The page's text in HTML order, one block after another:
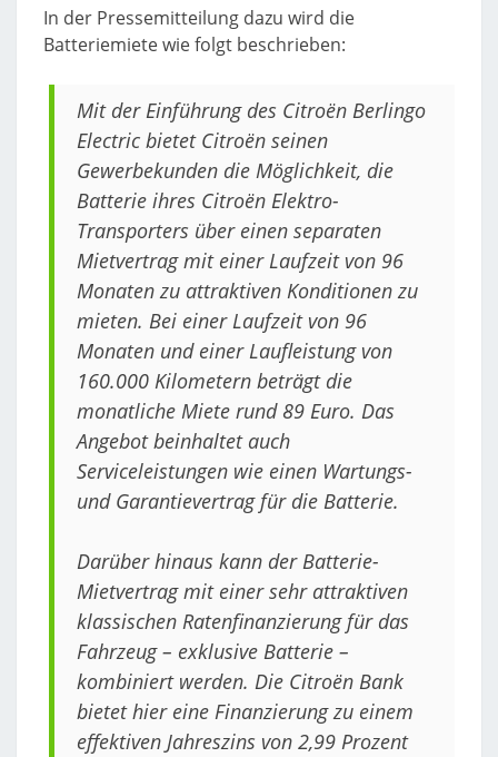
In der Pressemitteilung dazu wird die
Batteriemiete wie folgt beschrieben:
Mit der Einführung des Citroën Berlingo
Electric bietet Citroën seinen
Gewerbekunden die Möglichkeit, die
Batterie ihres Citroën Elektro-
Transporters über einen separaten
Mietvertrag mit einer Laufzeit von 96
Monaten zu attraktiven Konditionen zu
mieten. Bei einer Laufzeit von 96
Monaten und einer Laufleistung von
160.000 Kilometern beträgt die
monatliche Miete rund 89 Euro. Das
Angebot beinhaltet auch
Serviceleistungen wie einen Wartungs-
und Garantievertrag für die Batterie.
Darüber hinaus kann der Batterie-
Mietvertrag mit einer sehr attraktiven
klassischen Ratenfinanzierung für das
Fahrzeug – exklusive Batterie –
kombiniert werden. Die Citroën Bank
bietet hier eine Finanzierung zu einem
effektiven Jahreszins von 2,99 Prozent